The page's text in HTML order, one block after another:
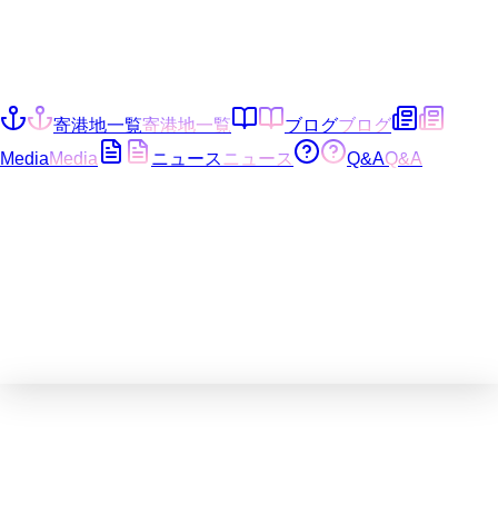
寄港地一覧寄港地一覧 ブログブログ
MediaMedia ニュース ニュース Q&AQ&A